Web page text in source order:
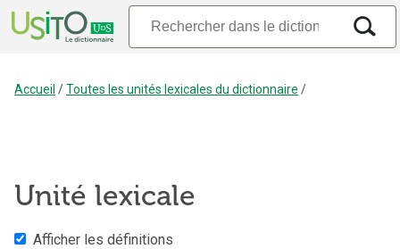
Accueil /Toutes les unités lexicales du dictionnaire /
Unité lexicale
Afficher les définitions